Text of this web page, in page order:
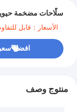
سلّاحات مضخمة
الأسعار：قابل
افضل سعر
منتوج وصف